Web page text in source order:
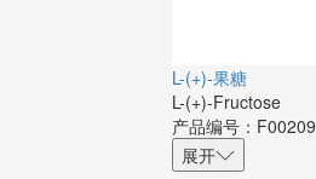
L-(+)-果糖
L-(+)-Fructose
产品编号：F00209
展开